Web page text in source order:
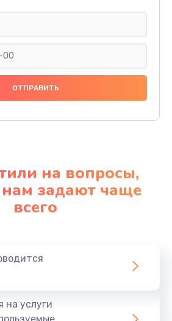
праймера
1000 руб.
Заказать
чистка
Заказать
на вопросы,
задают чаще
всего
на услуги